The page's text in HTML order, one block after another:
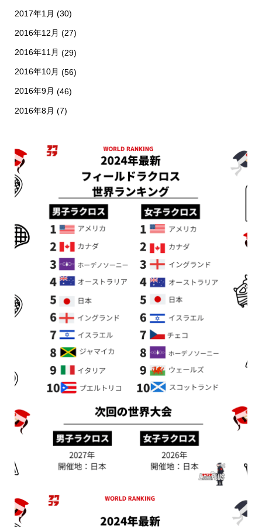
2017年1月 (30)
2016年12月 (27)
2016年11月 (29)
2016年10月 (56)
2016年9月 (46)
2016年8月 (7)